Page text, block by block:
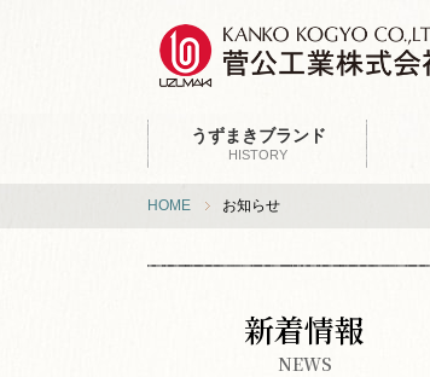
うずまきブランド
HISTORY
HOME お知らせ
新着情報
NEWS